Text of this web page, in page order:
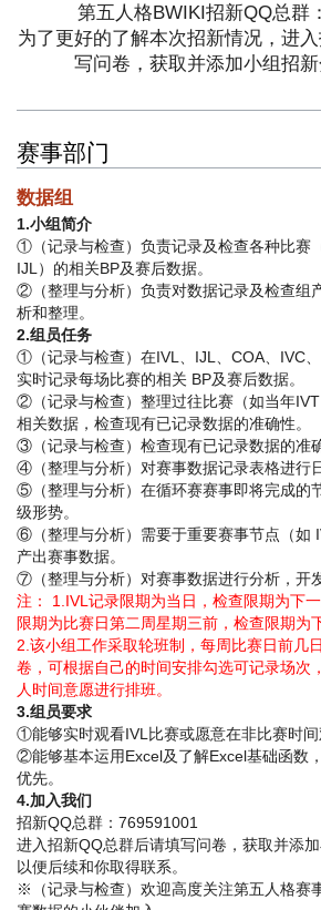
第五人格BWIKI招新QQ总群
为了更好的了解本次招新情况，进
写问卷，获取并添加小组招新
赛事部门
数据组
1.小组简介
①（记录与检查）负责记录及检查各种比赛
IJL）的相关BP及赛后数据。
②（整理与分析）负责对数据记录及检查组
析和整理。
2.组员任务
①（记录与检查）在IVL、IJL、COA、IVC
实时记录每场比赛的相关 BP及赛后数据。
②（记录与检查）整理过往比赛（如当年
相关数据，检查现有已记录数据的准确性。
③（记录与检查）检查现有已记录数据的准
④（整理与分析）对赛事数据记录表格进行
⑤（整理与分析）在循环赛赛事即将完成的
级形势。
⑥（整理与分析）需要于重要赛事节点（如
产出赛事数据。
⑦（整理与分析）对赛事数据进行分析，开
注： 1.IVL记录限期为当日，检查限期为下
限期为比赛日第二周星期三前，检查限期为
2.该小组工作采取轮班制，每周比赛日前几
卷，可根据自己的时间安排勾选可记录场次
人时间意愿进行排班。
3.组员要求
①能够实时观看IVL比赛或愿意在非比赛时间
②能够基本运用Excel及了解Excel基础函数
优先。
4.加入我们
招新QQ总群：769591001
进入招新QQ总群后请填写问卷，获取并添
以便后续和你取得联系。
※（记录与检查）欢迎高度关注第五人格赛